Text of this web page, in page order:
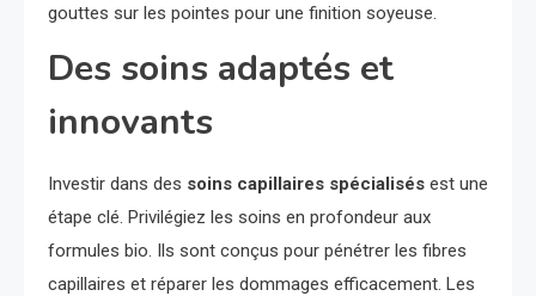
gouttes sur les pointes pour une finition soyeuse.
Des soins adaptés et
innovants
Investir dans des soins capillaires spécialisés est une
étape clé. Privilégiez les soins en profondeur aux
formules bio. Ils sont conçus pour pénétrer les fibres
capillaires et réparer les dommages efficacement. Les